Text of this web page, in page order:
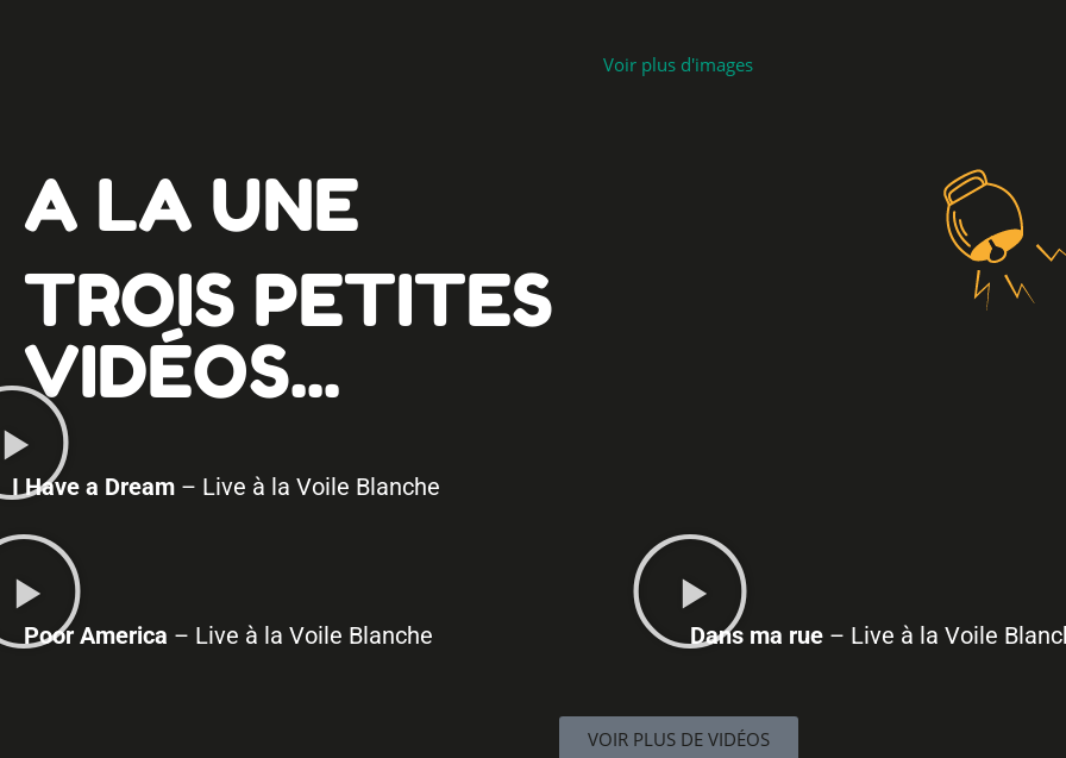
Voir plus d'images
A LA UNE
TROIS PETITES
VIDÉOS...
I Have a Dream – Live à la Voile Blanche
Poor America – Live à la Voile Blanche Dans ma rue – Live à la Voile
VOIR PLUS DE VIDÉOS